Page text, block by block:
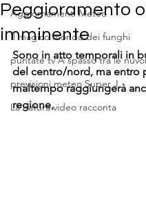
Aggiornamenti Meteo
Il magico mondo dei funghi
puntate tv A spasso tra le
previsioni meteo Super J
La natura video racconta
Peggioramento
imminente
Sono in atto temporali in
del centro/nord, ma entro
maltempo raggiungerà
regione,